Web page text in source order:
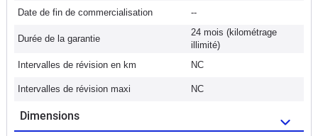
Date de fin de commercialisation --
Durée de la garantie
24 mois (kilométrage
illimité)
Intervalles de révision en km
NC
Intervalles de révision maxi NC
Dimensions